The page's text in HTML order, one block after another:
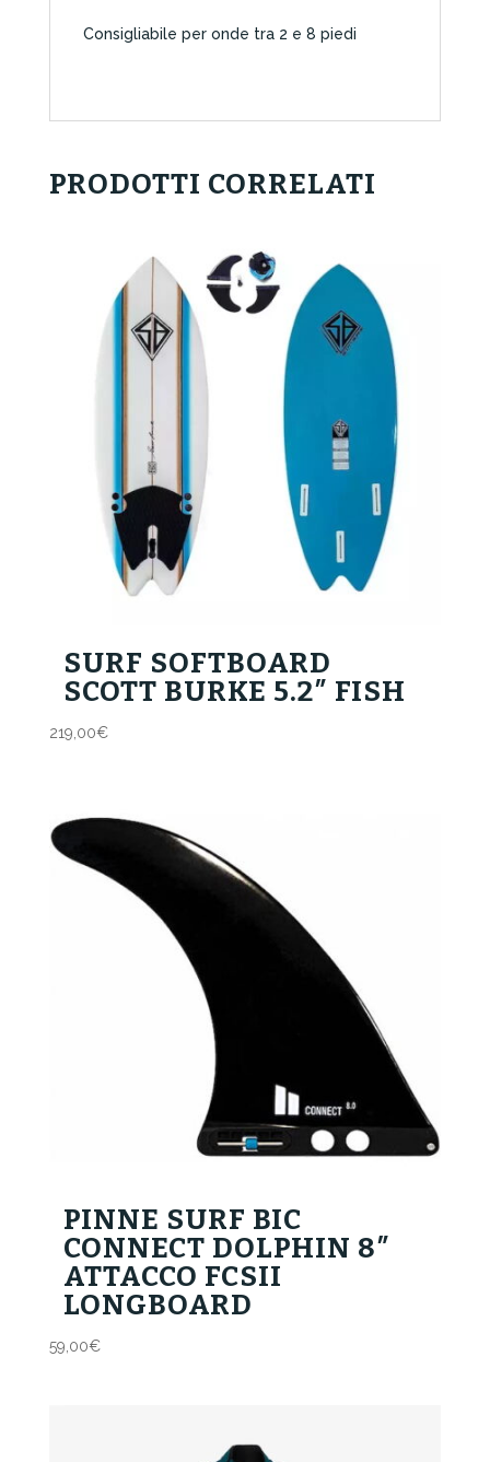
Consigliabile per onde tra 2 e 8 piedi
PRODOTTI CORRELATI
SURF SOFTBOARD
SCOTT BURKE 5.2″ FISH
219,00€
PINNE SURF BIC
CONNECT DOLPHIN 8″
ATTACCO FCSII
LONGBOARD
59,00€